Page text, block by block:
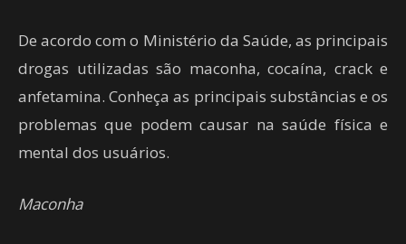
De acordo com o Ministério da Saúde, as principais
drogas utilizadas são maconha, cocaína, crack e
anfetamina. Conheça as principais substâncias e os
problemas que podem causar na saúde física e
mental dos usuários.
Maconha